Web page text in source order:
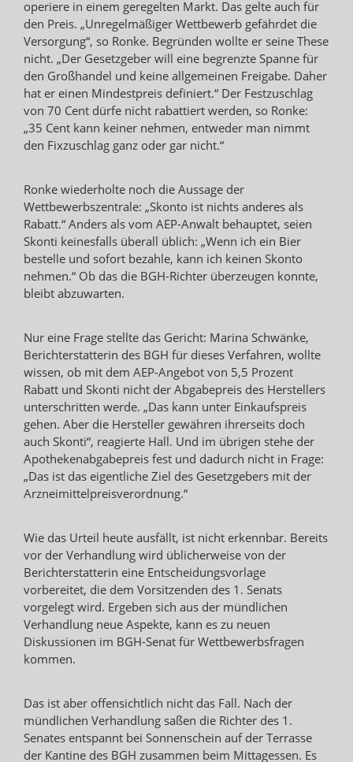
operiere in einem geregelten Markt. Das gelte auch für
den Preis. „Unregelmäßiger Wettbewerb gefährdet die
Versorgung“, so Ronke. Begründen wollte er seine These
nicht. „Der Gesetzgeber will eine begrenzte Spanne für
den Großhandel und keine allgemeinen Freigabe. Daher
hat er einen Mindestpreis definiert.“ Der Festzuschlag
von 70 Cent dürfe nicht rabattiert werden, so Ronke:
„35 Cent kann keiner nehmen, entweder man nimmt
den Fixzuschlag ganz oder gar nicht.“
Ronke wiederholte noch die Aussage der
Wettbewerbszentrale: „Skonto ist nichts anderes als
Rabatt.“ Anders als vom AEP-Anwalt behauptet, seien
Skonti keinesfalls überall üblich: „Wenn ich ein Bier
bestelle und sofort bezahle, kann ich keinen Skonto
nehmen.“ Ob das die BGH-Richter überzeugen konnte,
bleibt abzuwarten.
Nur eine Frage stellte das Gericht: Marina Schwänke,
Berichterstatterin des BGH für dieses Verfahren, wollte
wissen, ob mit dem AEP-Angebot von 5,5 Prozent
Rabatt und Skonti nicht der Abgabepreis des Herstellers
unterschritten werde. „Das kann unter Einkaufspreis
gehen. Aber die Hersteller gewähren ihrerseits doch
auch Skonti“, reagierte Hall. Und im übrigen stehe der
Apothekenabgabepreis fest und dadurch nicht in Frage:
„Das ist das eigentliche Ziel des Gesetzgebers mit der
Arzneimittelpreisverordnung.“
Wie das Urteil heute ausfällt, ist nicht erkennbar. Bereits
vor der Verhandlung wird üblicherweise von der
Berichterstatterin eine Entscheidungsvorlage
vorbereitet, die dem Vorsitzenden des 1. Senats
vorgelegt wird. Ergeben sich aus der mündlichen
Verhandlung neue Aspekte, kann es zu neuen
Diskussionen im BGH-Senat für Wettbewerbsfragen
kommen.
Das ist aber offensichtlich nicht das Fall. Nach der
mündlichen Verhandlung saßen die Richter des 1.
Senates entspannt bei Sonnenschein auf der Terrasse
der Kantine des BGH zusammen beim Mittagessen. Es